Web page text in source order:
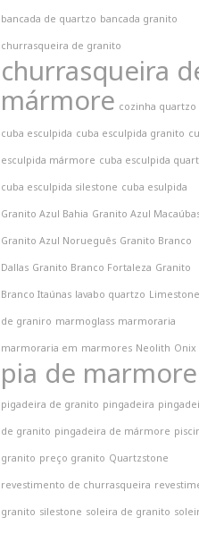
bancada de quartzo bancada granito
churrasqueira de granito
churrasqueira
mármore cozinha quartzo
cuba esculpida cuba esculpida granito
esculpida mármore cuba esculpida
cuba esculpida silestone cuba esulpida
Granito Azul Bahia Granito Azul
Granito Azul Norueguês Granito Branco
Dallas Granito Branco Fortaleza Granito
Branco Itaúnas lavabo quartzo Limestone
de graniro marmoglass marmoraria
marmoraria em marmores Neolith Onix
pia de marmore
pigadeira de granito pingadeira
de granito pingadeira de mármore
granito preço granito Quartzstone
revestimento de churrasqueira
granito silestone soleira de granito